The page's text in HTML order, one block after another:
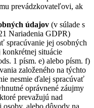
prevádzkovateľovi, ak
údajov (v súlade s
Nariadenia GDPR)
spracúvanie jej osobných
situácie
1 písm. e) alebo písm. f)
založeného na týchto
nesmie ďalej spracúvať
oprávnené záujmy
prevažujú nad
alebo dôvody na